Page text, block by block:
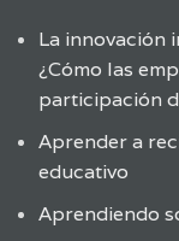
La innovación
¿Cómo las
participación
Aprender a
educativo
Aprendiendo